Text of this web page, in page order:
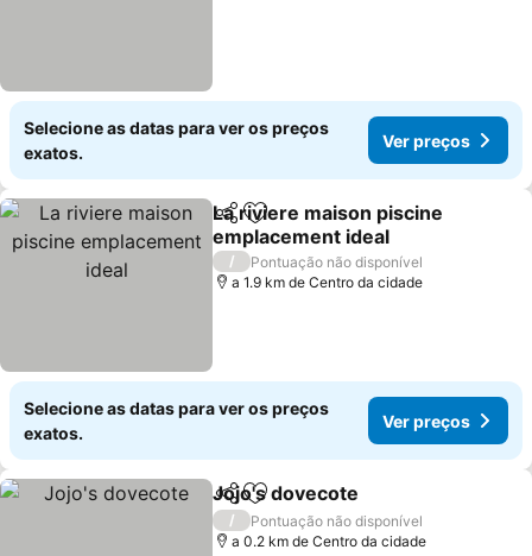
Selecione as datas para ver os preços
exatos.
Ver preços
PartilharAdicionar aos favoritos
La riviere maison piscine
emplacement ideal
Ver preços
/
Pontuação não disponível
a 1.9 km de Centro da cidade
Selecione as datas para ver os preços
exatos.
Ver preços
PartilharAdicionar aos favoritos
Jojo's dovecote
/
Pontuação não disponível
a 0.2 km de Centro da cidade